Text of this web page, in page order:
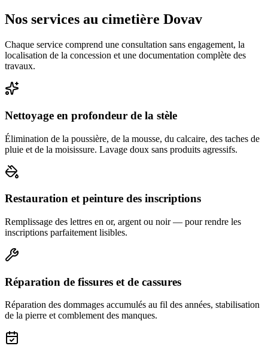
Nos services au cimetière Dovav
Chaque service comprend une consultation sans engagement, la
localisation de la concession et une documentation complète des
travaux.
Nettoyage en profondeur de la stèle
Élimination de la poussière, de la mousse, du calcaire, des taches de
pluie et de la moisissure. Lavage doux sans produits agressifs.
Restauration et peinture des inscriptions
Remplissage des lettres en or, argent ou noir — pour rendre les
inscriptions parfaitement lisibles.
Réparation de fissures et de cassures
Réparation des dommages accumulés au fil des années, stabilisation
de la pierre et comblement des manques.